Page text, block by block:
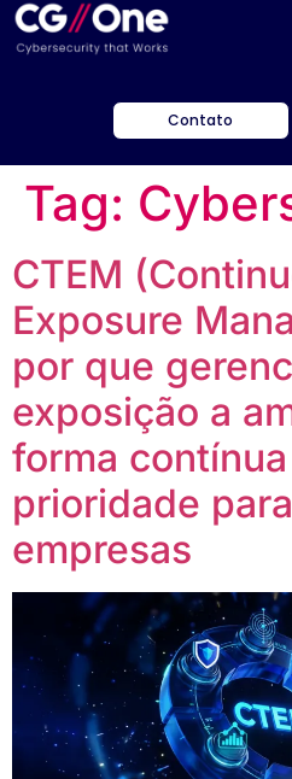
Contato
Tag:
CTEM
Exposure
por que
exposição a
forma
prioridade
empresas